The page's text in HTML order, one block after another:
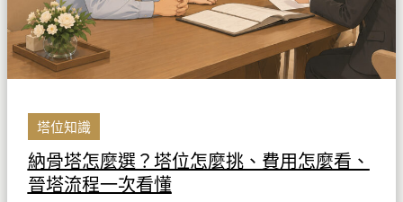
塔位知識
納骨塔怎麼選？塔位怎麼挑、費用怎麼看、
晉塔流程一次看懂
怎
麼
挑、
費
怎
麼
看、
晉